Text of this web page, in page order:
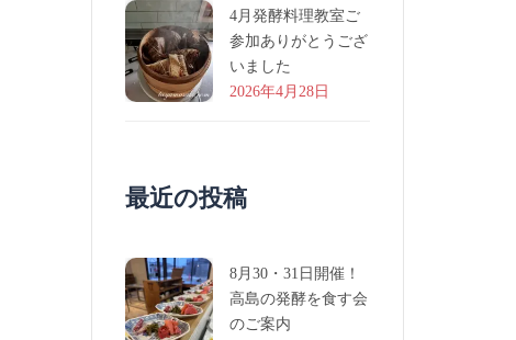
4月発酵料理教室ご
参加ありがとうござ
いました
2026年4月28日
最近の投稿
8月30・31日開催！
高島の発酵を食す会
のご案内